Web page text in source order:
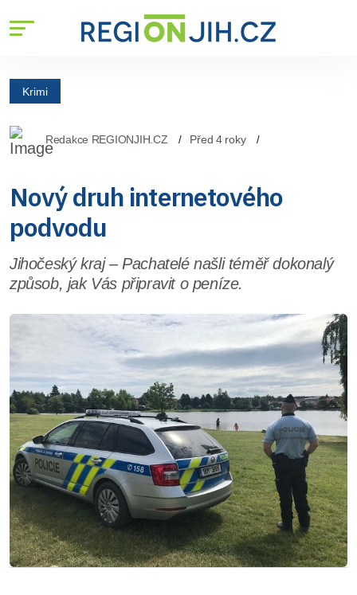
Krimi
Redakce REGIONJIH.CZ Před 4 roky
Nový druh internetového
podvodu
Jihočeský kraj – Pachatelé našli téměř dokonalý
způsob, jak Vás připravit o peníze.